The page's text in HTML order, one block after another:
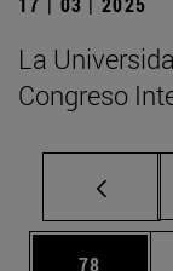
La
Congreso
Página
78